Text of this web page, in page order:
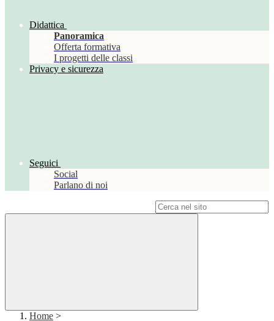
Didattica
Panoramica
Offerta formativa
I progetti delle classi
Privacy e sicurezza
Seguici
Social
Parlano di noi
Home >